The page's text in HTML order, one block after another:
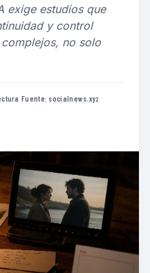
exige estudios que
y control
no solo
·Fuente: socialnews.xyz